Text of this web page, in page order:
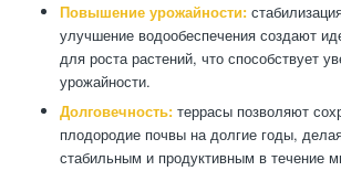
Повышение урожайности:
улучшение водообеспечения создают
для роста растений, что способствует
урожайности.
Долговечность:террасы позволяют
плодородие почвы на долгие годы,
стабильным и продуктивным в течение